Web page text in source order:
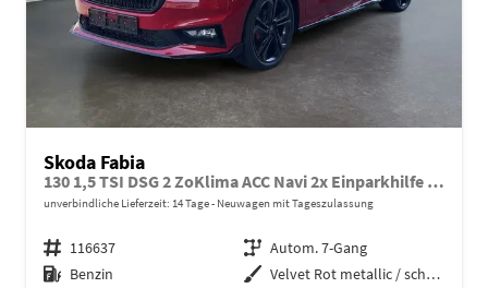
Skoda Fabia
130 1,5 TSI DSG 2 ZoKlima ACC Navi 2x Einparkhilfe Kessy 18 Zoll beheiztes Lenkrad Sitzheizung Sunset 5J Garantie
unverbindliche Lieferzeit: 14 Tage Neuwagen mit Tageszulassung
Fahrzeugnr. 116637 Getriebe Autom. 7-Gang
Kraftstoff Benzin Außenfarbe
Velvet Rot metallic / schwarzes Dach